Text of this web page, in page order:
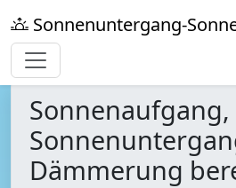
Sonnenuntergang-
Sonnenaufgang,
Dämmerung